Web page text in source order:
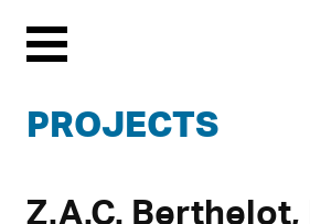
Menu
PROJECTS
Z.A.C. Berthelot,